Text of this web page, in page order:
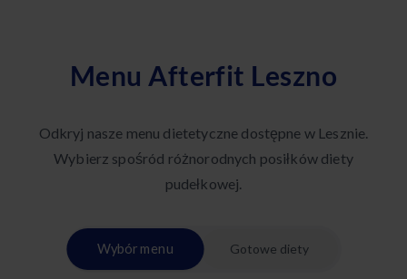
Menu Afterfit Leszno
Odkryj nasze menu dietetyczne dostępne w Lesznie.
Wybierz spośród różnorodnych posiłków diety
pudełkowej.
Wybór menu Gotowe diety